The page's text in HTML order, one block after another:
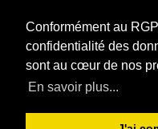
Conformément au
confidentialité des
sont au cœur de nos
En savoir plus...
Copyright 2026 par